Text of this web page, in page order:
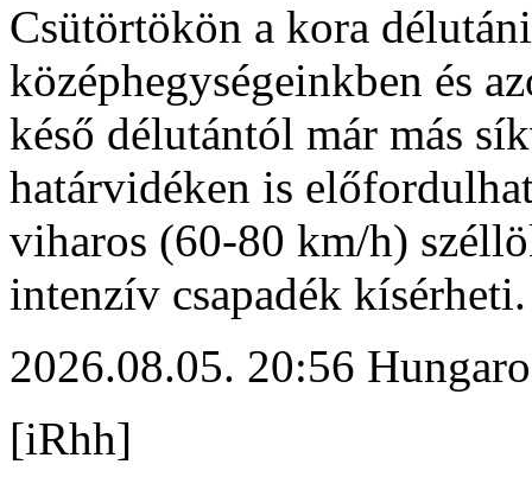
Csütörtökön a kora
középhegységeinkben és
késő délutántól már más
határvidéken is
viharos (60-80 km/h)
intenzív csapadék kísérheti.
2026.08.05. 20:56
[iRhh]